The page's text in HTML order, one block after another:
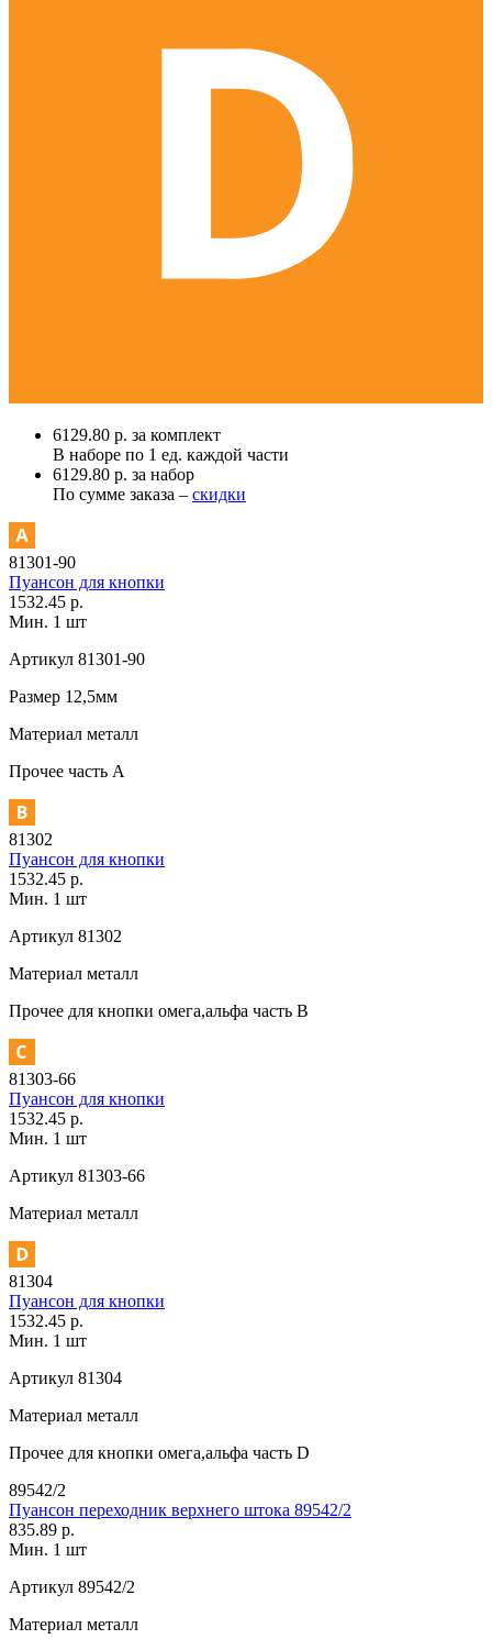
6129.80 р. за комплект
В наборе по 1 ед. каждой части
6129.80 р. за набор
По сумме заказа – скидки
81301-90
Пуансон для кнопки
1532.45 р.
Мин. 1 шт
Артикул 81301-90
Размер 12,5мм
Материал металл
Прочее часть A
81302
Пуансон для кнопки
1532.45 р.
Мин. 1 шт
Артикул 81302
Материал металл
Прочее для кнопки омега,альфа часть В
81303-66
Пуансон для кнопки
1532.45 р.
Мин. 1 шт
Артикул 81303-66
Материал металл
81304
Пуансон для кнопки
1532.45 р.
Мин. 1 шт
Артикул 81304
Материал металл
Прочее для кнопки омега,альфа часть D
89542/2
Пуансон переходник верхнего штока 89542/2
835.89 р.
Мин. 1 шт
Артикул 89542/2
Материал металл